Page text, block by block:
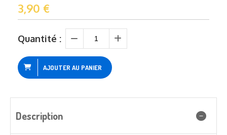
3,90 €
Quantité :
AJOUTER AU PANIER
Description